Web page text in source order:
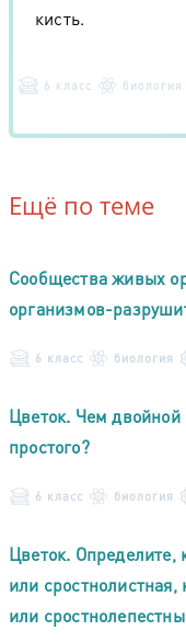
кисть.
6 класс биология
Ещё по теме
Сообщества живых
организмов-
6 класс биология
Цветок. Чем двойной
простого?
6 класс биология
Цветок. Определите,
или
или